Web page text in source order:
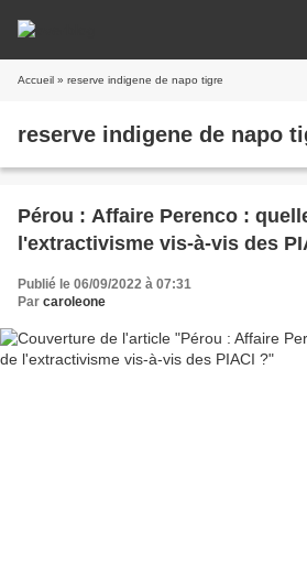
Accueil » reserve indigene de napo tigre
reserve indigene de napo
Pérou : Affaire Perenco :
l'extractivisme vis-à-vis des
Publié le 06/09/2022 à 07:31
Par caroleone